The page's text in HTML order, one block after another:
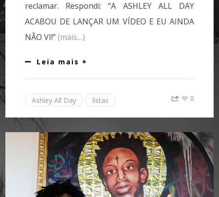
reclamar. Respondi: “A ASHLEY ALL DAY
ACABOU DE LANÇAR UM VÍDEO E EU AINDA
NÃO VI!”(mais…)
Leia mais +
Ashley All Day listas 0